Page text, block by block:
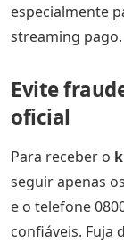
especialmente
streaming pago.
Evite
oficial
Para receber o
seguir apenas
e o telefone
confiáveis. Fuja